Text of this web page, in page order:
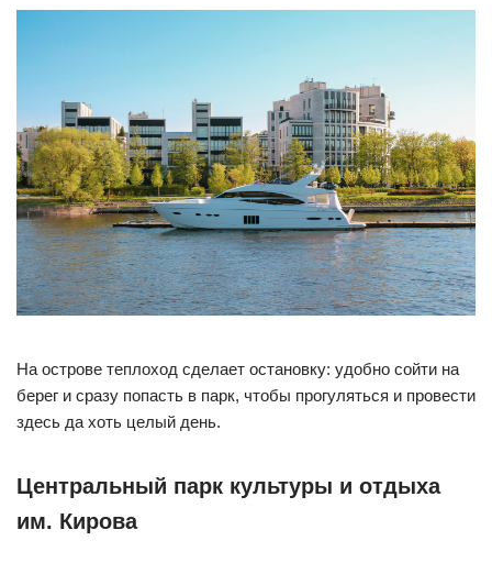
На острове теплоход сделает остановку: удобно сойти на
берег и сразу попасть в парк, чтобы прогуляться и провести
здесь да хоть целый день.
Центральный парк культуры и отдыха
им. Кирова